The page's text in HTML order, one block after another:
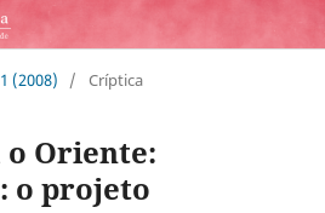
(2008) / Críptica
o Oriente:
o projeto